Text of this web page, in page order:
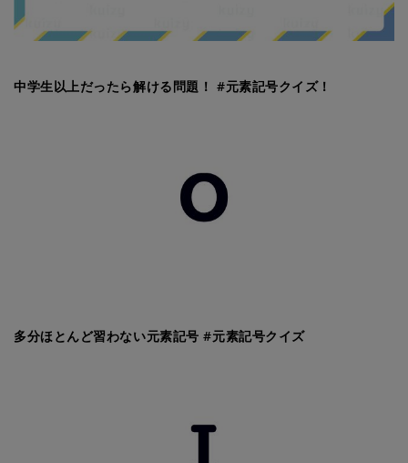
中学生以上だったら解ける問題！ #元素記号クイズ！
多分ほとんど習わない元素記号 #元素記号クイズ